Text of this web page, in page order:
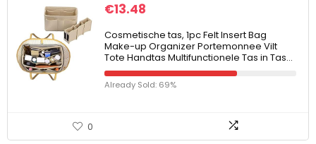
€13.48
Cosmetische tas, 1pc Felt Insert Bag
Make-up Organizer Portemonnee Vilt
Tote Handtas Multifunctionele Tas in Tas…
Already Sold: 69%
0